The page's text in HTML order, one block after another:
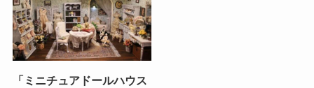
「ミニチュアドールハウス